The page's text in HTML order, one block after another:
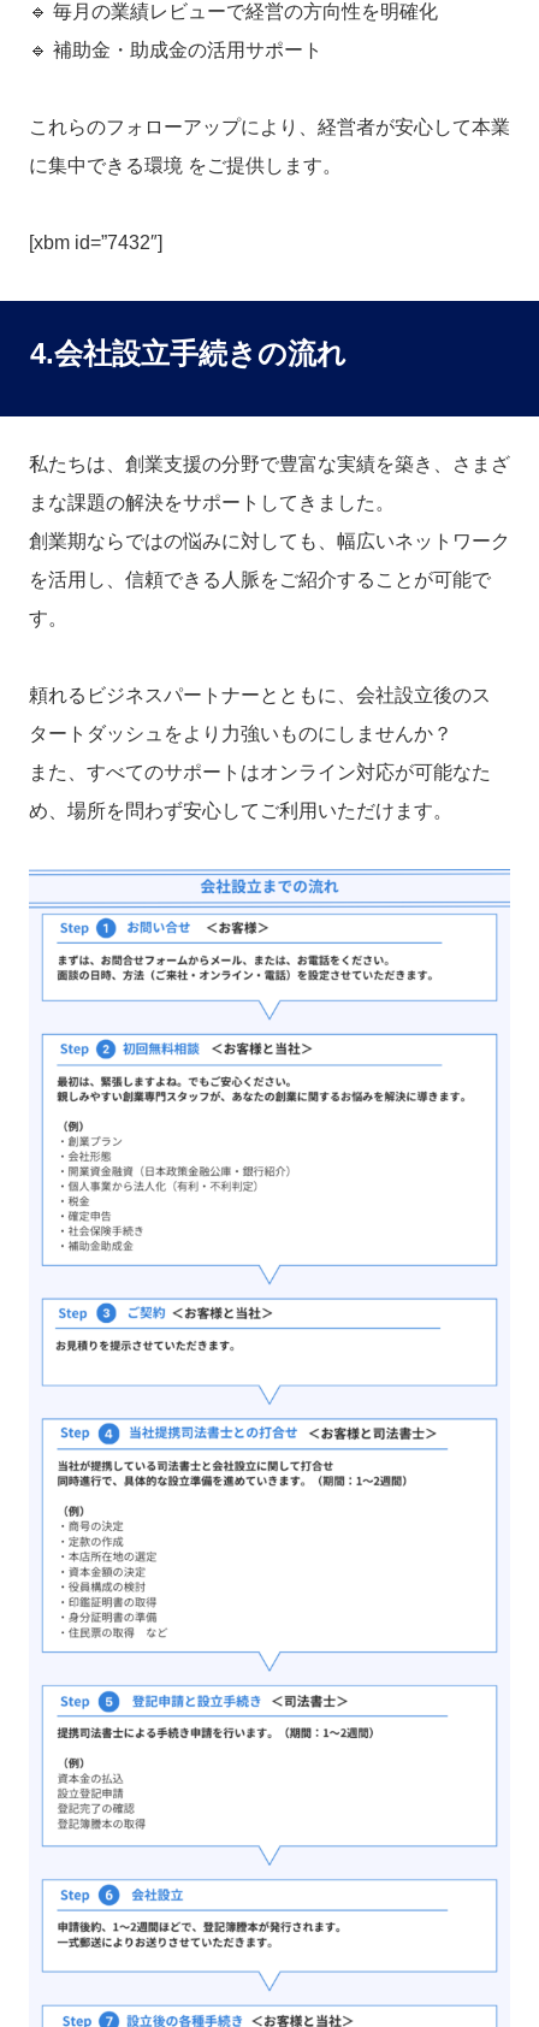
🔹 毎月の業績レビューで経営の方向性を明確化
🔹 補助金・助成金の活用サポート
これらのフォローアップにより、経営者が安心して本業
に集中できる環境 をご提供します。
[xbm id=”7432″]
4.会社設立手続きの流れ
私たちは、創業支援の分野で豊富な実績を築き、さまざ
まな課題の解決をサポートしてきました。
創業期ならではの悩みに対しても、幅広いネットワーク
を活用し、信頼できる人脈をご紹介することが可能で
す。
頼れるビジネスパートナーとともに、会社設立後のス
タートダッシュをより力強いものにしませんか？
また、すべてのサポートはオンライン対応が可能なた
め、場所を問わず安心してご利用いただけます。